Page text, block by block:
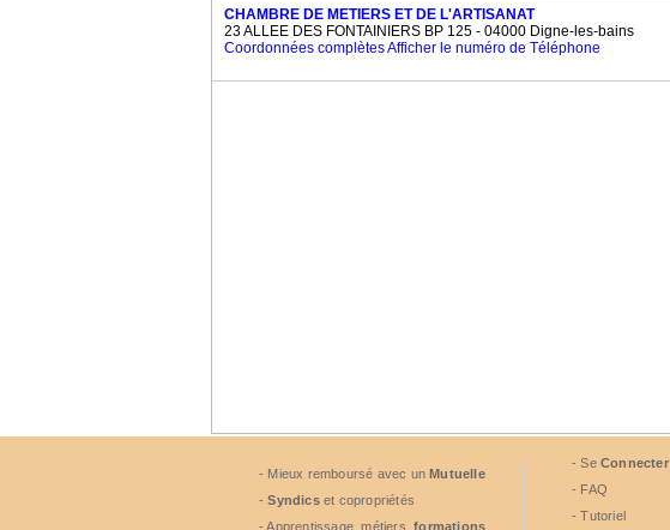
CHAMBRE DE METIERS ET DE L'ARTISANAT
23 ALLEE DES FONTAINIERS BP 125 - 04000 Digne-les-bains
Coordonnées complètesAfficher le numéro de Téléphone
- Mieux remboursé avec unMutuelle
-Syndicset copropriétés
- Apprentissage, métiers,formations
- Se Connecter
- FAQ
- Tutoriel